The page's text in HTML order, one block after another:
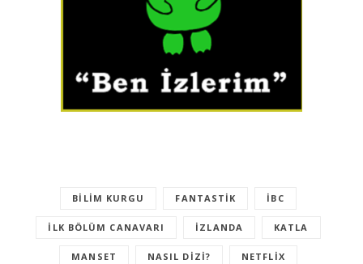
BILIM KURGU FANTASTIK IBC
ILK BÖLÜM CANAVARI İZLANDA KATLA
MANSET NASIL DIZI? NETFLIX